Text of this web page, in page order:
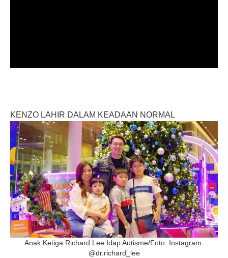
KENZO LAHIR DALAM KEADAAN NORMAL
Anak Ketiga Richard Lee Idap Autisme/Foto: Instagram:
@dr.richard_lee